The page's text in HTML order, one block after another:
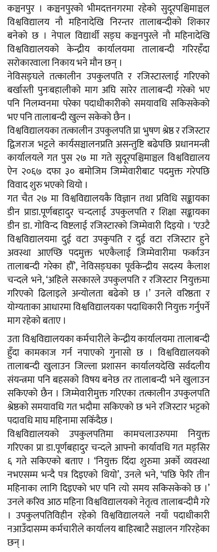
कञ्चनपुर । कञ्चनपुरको भीमदत्तनगरमा रहेको सुदूरपश्चिमाञ्चल
विश्वविद्यालय नौ महिनादेखि निरन्तर तालाबन्दीको शिकार
बनेको छ । नेपाल विद्यार्थी सङ्घ कञ्चनपुरले नौ महिनादेखि
विश्वविद्यालयको केन्द्रीय कार्यालयमा तालाबन्दी गरिरहँदा
सरोकारवाला निकाय भने मौन छन् ।
नेविसङ्घले तत्कालीन उपकुलपति र रजिस्टारलाई गरिएको
बर्खास्ती पुनःबहालीको माग अघि सारेर तालाबन्दी गरेको भए
पनि निलम्वनमा परेका पदाधीकारीको समयावधि सकिसकेको
भए पनि तालाबन्दी खुल्न सकेको छैन ।
विश्वविद्यालयका तत्कालीन उपकुलपति प्रा भुषण श्रेष्ठ र रजिस्टार
द्विजराज भट्टले कार्यसञ्चालनप्रति असन्तुष्टि बढेपछि प्रधानमन्त्री
कार्यालयले गत पुस २७ मा गते सुदूरपश्चिमाञ्चल विश्वविद्यालय
ऐन २०६७ दफा ३० बमोजिम जिम्मेवारीबाट पदमुक्त गरेपछि
विवाद शुरु भएको थियो ।
गत चैत २७ मा विश्वविद्यालयकै विज्ञान तथा प्रविधि सङ्कायका
डीन प्राडा.पूर्णबहादुर चन्दलाई उपकुलपति र शिक्षा सङ्कायका
डीन डा. गोविन्द विष्टलाई रजिस्टारको जिम्मेवारी दिइयो । ‘एउटै
विश्वविद्यालयमा दुई वटा उपकुपति र दुई वटा रजिस्टार हुने
अवस्था आएप्छि पदमुक्त भएकैलाई जिम्मेवारीमा फर्काउन
तालाबन्दी गरेका हौँ’, नेविसङ्घका पूर्वकेन्द्रीय सदस्य कैलाश
चन्दले भने, ‘अहिले सरकारले उपकुलपति र रजिस्टार नियुक्तमा
गरिएको ढिलाइले अन्योलता बढेको छ ।’ उनले वरिष्ठता र
योग्यताका आधारमा विश्वविद्यालयका पदाधिकारी नियुक्त गर्नुपर्ने
माग रहेको बताए ।
उता विश्वविद्यालयका कर्मचारीले केन्द्रीय कार्यालयमा तालाबन्दी
हुँदा कामकाज गर्न नपाएको गुनासो छ । विश्वविद्यालयको
तालाबन्दी खुलाउन जिल्ला प्रशासन कार्यालयदेखि सर्वदलीय
संयन्त्रमा पनि बहसको विषय बनेछ तर तालाबन्दी भने खुलाउन
सकिएको छैन । जिम्मेवारीमुक्त गरिएका तत्कालीन उपकुलपति
श्रेष्ठको समयावधि गत भदौमा सकिएको छ भने रजिस्टार भट्टको
पदावधि माघ महिनामा सकिँदैछ ।
विश्वविद्यालयको उपकुलपतिमा कामचलाउरुपमा नियुक्त
गरिएका प्रा डा.पूर्णबहादुर चन्दले आफ्नो कार्यावधि गत मङ्सिर
६ गते सकिएको बताए । ‘नियुक्त दिँदा शुरुमा अर्को व्यवस्था
नभएसम्म भन्दै पत्र दिइएको थियो’, उनले भने, ‘पछि फेरि तीन
महिनाका लागि दिइएको भए पनि त्यो समय सकिसकेको छ ।’
उनले करिव आठ महिना विश्वविद्यालयको नेतृत्व तालाबन्दीमै गरे
। उपकुलपतिविहीन रहेको विश्वविद्यालयले नयाँ पदाधीकारी
नआउँदासम्म कर्मचारीले कार्यालय बाहिरबाटै सञ्चालन गरिरहेका
छन् ।